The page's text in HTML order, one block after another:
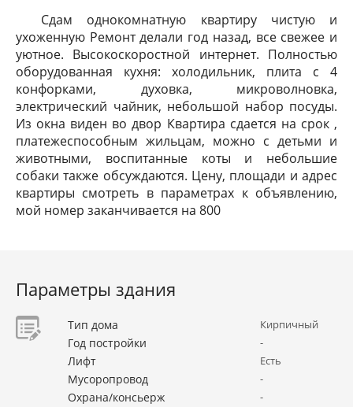
Сдам однокомнатную квартиру чистую и
ухоженную Ремонт делали год назад, все свежее и
уютное. Высокоскоростной интернет. Полностью
оборудованная кухня: холодильник, плита с 4
конфорками, духовка, микроволновка,
электрический чайник, небольшой набор посуды.
Из окна виден во двор Квартира сдается на срок ,
платежеспособным жильцам, можно с детьми и
животными, воспитанные коты и небольшие
собаки также обсуждаются. Цену, площади и адрес
квартиры смотреть в параметрах к объявлению,
мой номер заканчивается на 800
Параметры здания
Тип дома Кирпичный
Год постройки -
Лифт Есть
Мусоропровод -
Охрана/консьерж -